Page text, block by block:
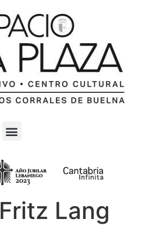
Fritz Lang